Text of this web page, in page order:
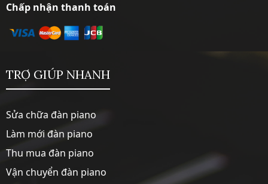
Chấp nhận thanh toán
TRỢ GIÚP NHANH
Sửa chữa đàn piano
Làm mới đàn piano
Thu mua đàn piano
Vận chuyển đàn piano